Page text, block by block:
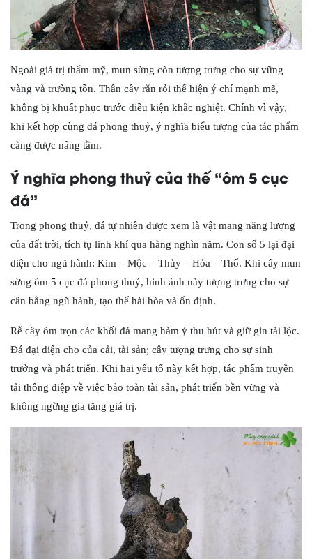
Ngoài giá trị thẩm mỹ, mun sừng còn tượng trưng cho sự vững
vàng và trường tồn. Thân cây rắn rỏi thể hiện ý chí mạnh mẽ,
không bị khuất phục trước điều kiện khắc nghiệt. Chính vì vậy,
khi kết hợp cùng đá phong thuỷ, ý nghĩa biểu tượng của tác phẩm
càng được nâng tầm.
Ý nghĩa phong thuỷ của thế “ôm 5 cục
đá”
Trong phong thuỷ, đá tự nhiên được xem là vật mang năng lượng
của đất trời, tích tụ linh khí qua hàng nghìn năm. Con số 5 lại đại
diện cho ngũ hành: Kim – Mộc – Thủy – Hỏa – Thổ. Khi cây mun
sừng ôm 5 cục đá phong thuỷ, hình ảnh này tượng trưng cho sự
cân bằng ngũ hành, tạo thế hài hòa và ổn định.
Rễ cây ôm trọn các khối đá mang hàm ý thu hút và giữ gìn tài lộc.
Đá đại diện cho của cải, tài sản; cây tượng trưng cho sự sinh
trưởng và phát triển. Khi hai yếu tố này kết hợp, tác phẩm truyền
tải thông điệp về việc bảo toàn tài sản, phát triển bền vững và
không ngừng gia tăng giá trị.